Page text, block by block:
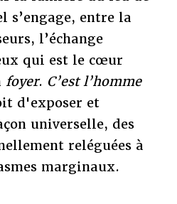
s’engage, entre la
l’échange
qui est le cœur
foyer. C’est l’homme
d'exposer et
universelle, des
reléguées à
marginaux.